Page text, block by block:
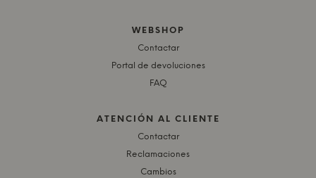
WEBSHOP
Contactar
Portal de devoluciones
FAQ
ATENCIÓN AL CLIENTE
Contactar
Reclamaciones
Cambios